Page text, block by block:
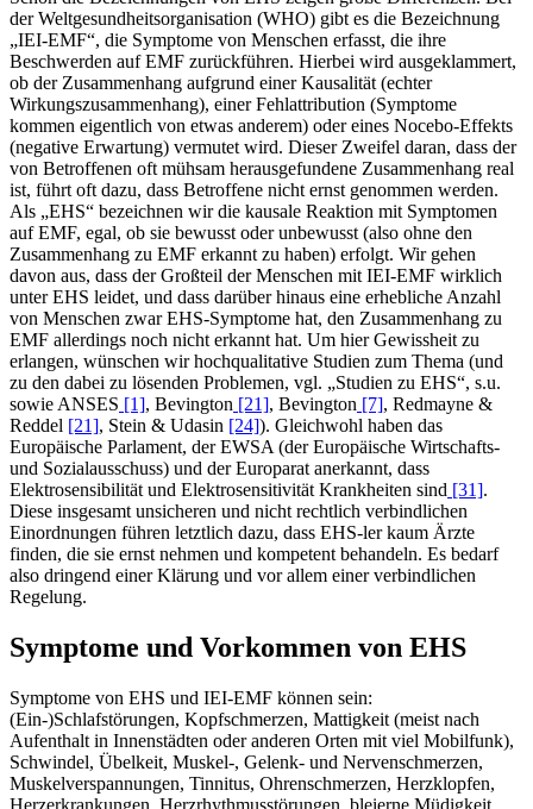
der Weltgesundheitsorganisation (WHO) gibt es die Bezeichnung
„IEI-EMF“, die Symptome von Menschen erfasst, die ihre
Beschwerden auf EMF zurückführen. Hierbei wird ausgeklammert,
ob der Zusammenhang aufgrund einer Kausalität (echter
Wirkungszusammenhang), einer Fehlattribution (Symptome
kommen eigentlich von etwas anderem) oder eines Nocebo-Effekts
(negative Erwartung) vermutet wird. Dieser Zweifel daran, dass der
von Betroffenen oft mühsam herausgefundene Zusammenhang real
ist, führt oft dazu, dass Betroffene nicht ernst genommen werden.
Als „EHS“ bezeichnen wir die kausale Reaktion mit Symptomen
auf EMF, egal, ob sie bewusst oder unbewusst (also ohne den
Zusammenhang zu EMF erkannt zu haben) erfolgt. Wir gehen
davon aus, dass der Großteil der Menschen mit IEI-EMF wirklich
unter EHS leidet, und dass darüber hinaus eine erhebliche Anzahl
von Menschen zwar EHS-Symptome hat, den Zusammenhang zu
EMF allerdings noch nicht erkannt hat. Um hier Gewissheit zu
erlangen, wünschen wir hochqualitative Studien zum Thema (und
zu den dabei zu lösenden Problemen, vgl. „Studien zu EHS“, s.u.
sowie ANSES [1], Bevington [21], Bevington [7], Redmayne &
Reddel [21], Stein & Udasin [24]). Gleichwohl haben das
Europäische Parlament, der EWSA (der Europäische Wirtschafts-
und Sozialausschuss) und der Europarat anerkannt, dass
Elektrosensibilität und Elektrosensitivität Krankheiten sind [31].
Diese insgesamt unsicheren und nicht rechtlich verbindlichen
Einordnungen führen letztlich dazu, dass EHS-ler kaum Ärzte
finden, die sie ernst nehmen und kompetent behandeln. Es bedarf
also dringend einer Klärung und vor allem einer verbindlichen
Regelung.
Symptome und Vorkommen von EHS
Symptome von EHS und IEI-EMF können sein:
(Ein-)Schlafstörungen, Kopfschmerzen, Mattigkeit (meist nach
Aufenthalt in Innenstädten oder anderen Orten mit viel Mobilfunk),
Schwindel, Übelkeit, Muskel-, Gelenk- und Nervenschmerzen,
Muskelverspannungen, Tinnitus, Ohrenschmerzen, Herzklopfen,
Herzerkrankungen, Herzrhythmusstörungen, bleierne Müdigkeit